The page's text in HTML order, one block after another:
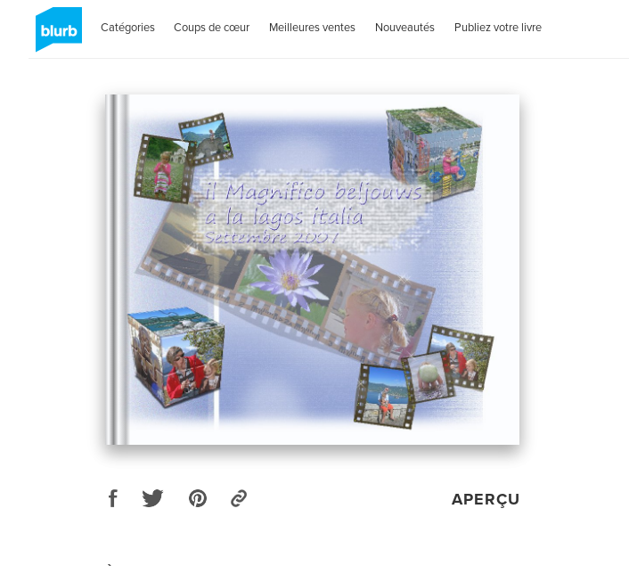
Catégories Coups de cœur Meilleures ventes Nouveautés Publiez votre livre
APERÇU